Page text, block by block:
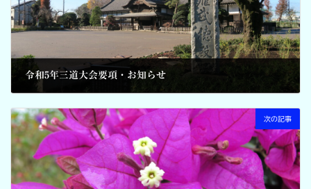
令和5年三道大会要項・お知らせ
次の記事